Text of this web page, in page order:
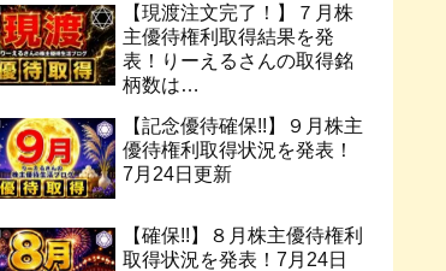
【現渡注文完了！】７月株
主優待権利取得結果を発
表！りーえるさんの取得銘
柄数は…
【記念優待確保!!】９月株主
優待権利取得状況を発表！
7月24日更新
【確保!!】８月株主優待権利
取得状況を発表！7月24日